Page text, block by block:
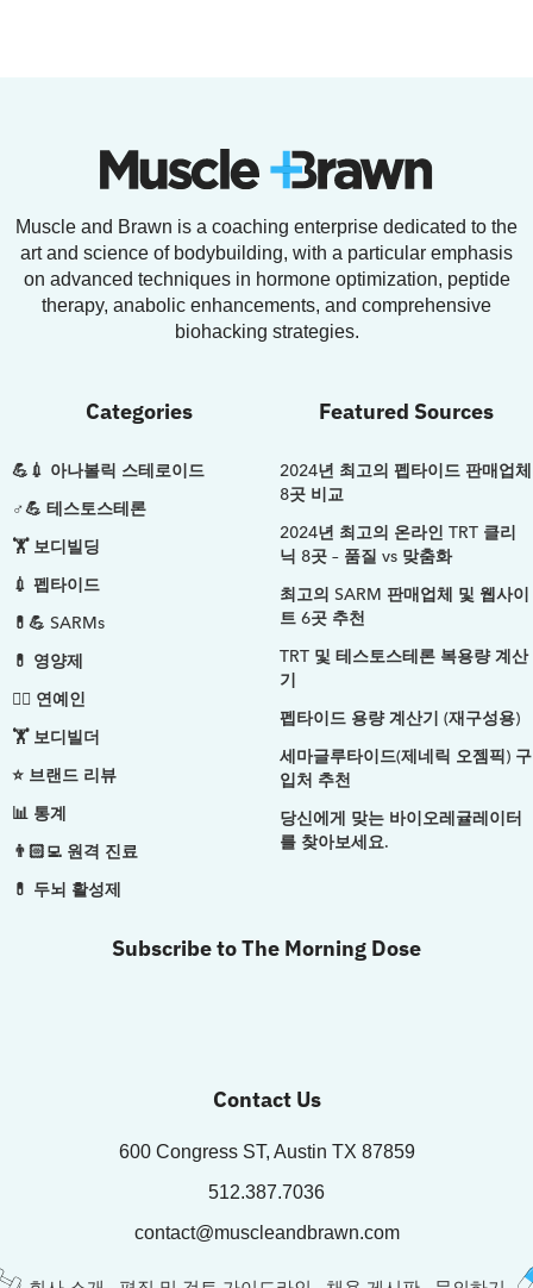
Muscle and Brawn is a coaching enterprise dedicated to the
art and science of bodybuilding, with a particular emphasis
on advanced techniques in hormone optimization, peptide
therapy, anabolic enhancements, and comprehensive
biohacking strategies.
Categories
💪💉 아나볼릭 스테로이드
♂💪 테스토스테론
🏋️ 보디빌딩
💉 펩타이드
💊💪 SARMs
💊 영양제
🤵‍♂️ 연예인
🏋️ 보디빌더
⭐ 브랜드 리뷰
📊 통계
👨🏻‍💻 원격 진료
💊 두뇌 활성제
Featured Sources
2024년 최고의 펩타이드 판매업체
8곳 비교
2024년 최고의 온라인 TRT 클리
닉 8곳 – 품질 vs 맞춤화
최고의 SARM 판매업체 및 웹사이
트 6곳 추천
TRT 및 테스토스테론 복용량 계산
기
펩타이드 용량 계산기 (재구성용)
세마글루타이드(제네릭 오젬픽) 구
입처 추천
당신에게 맞는 바이오레귤레이터
를 찾아보세요.
Subscribe to The Morning Dose
Contact Us
600 Congress ST, Austin TX 87859
512.387.7036
contact@muscleandbrawn.com